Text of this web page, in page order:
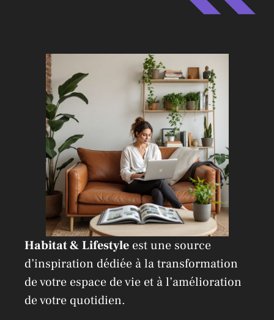
Habitat & Lifestyle est une source
d’inspiration dédiée à la transformation
de votre espace de vie et à l’amélioration
de votre quotidien.